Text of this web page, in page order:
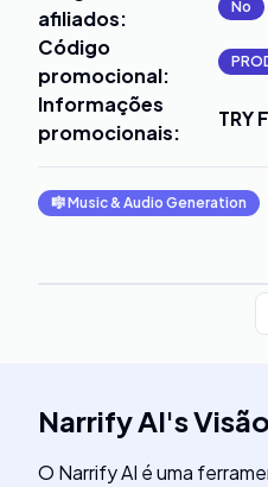
afiliados: No
Código
promocional:
Informações
promocionais:
TRY
🎼Music & Audio Generation
Narrify AI's
O Narrify AI é uma